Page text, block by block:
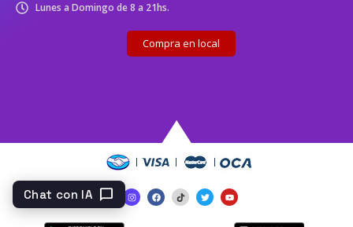
Lunes a Domingo de 8 a 21hs.
Compra en local
Chat con IA chat_bubble